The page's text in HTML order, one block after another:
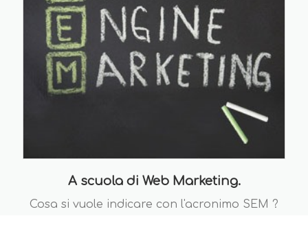
A scuola di Web Marketing.
Cosa si vuole indicare con l'acronimo SEM ?